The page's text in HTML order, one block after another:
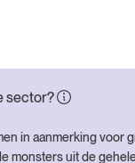
sector?
in aanmerking voor
monsters uit de